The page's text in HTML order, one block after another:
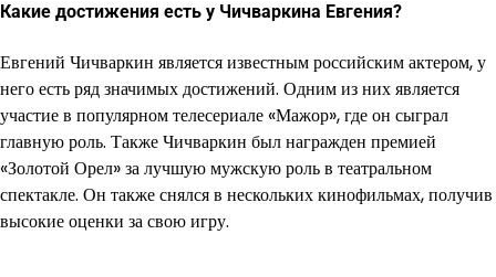
Какие достижения есть у Чичваркина Евгения?
Евгений Чичваркин является известным российским актером, у
него есть ряд значимых достижений. Одним из них является
участие в популярном телесериале «Мажор», где он сыграл
главную роль. Также Чичваркин был награжден премией
«Золотой Орел» за лучшую мужскую роль в театральном
спектакле. Он также снялся в нескольких кинофильмах, получив
высокие оценки за свою игру.